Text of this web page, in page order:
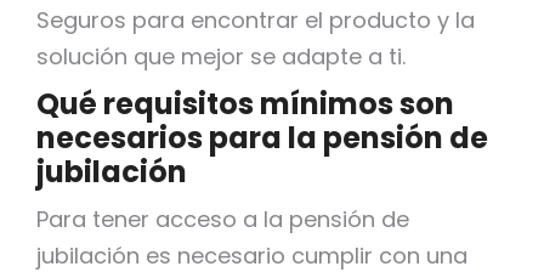
Seguros para encontrar el producto y la
solución que mejor se adapte a ti.
Qué requisitos mínimos son
necesarios para la pensión de
jubilación
Para tener acceso a la pensión de
jubilación es necesario cumplir con una